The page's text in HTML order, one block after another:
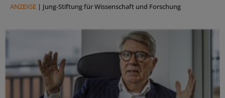
ANZEIGE | Jung-Stiftung für Wissenschaft und Forschung